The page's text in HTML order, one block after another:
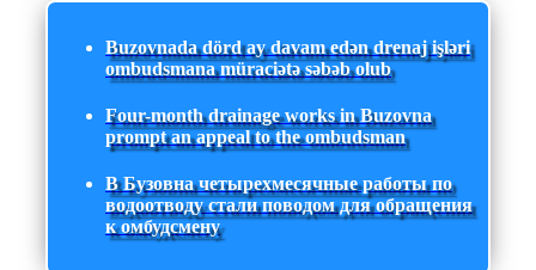
Buzovnada dörd ay davam edən drenaj işləri
ombudsmana müraciətə səbəb olub
Four-month drainage works in Buzovna
prompt an appeal to the ombudsman
В Бузовна четырехмесячные работы по
водоотводу стали поводом для обращения
к омбудсмену